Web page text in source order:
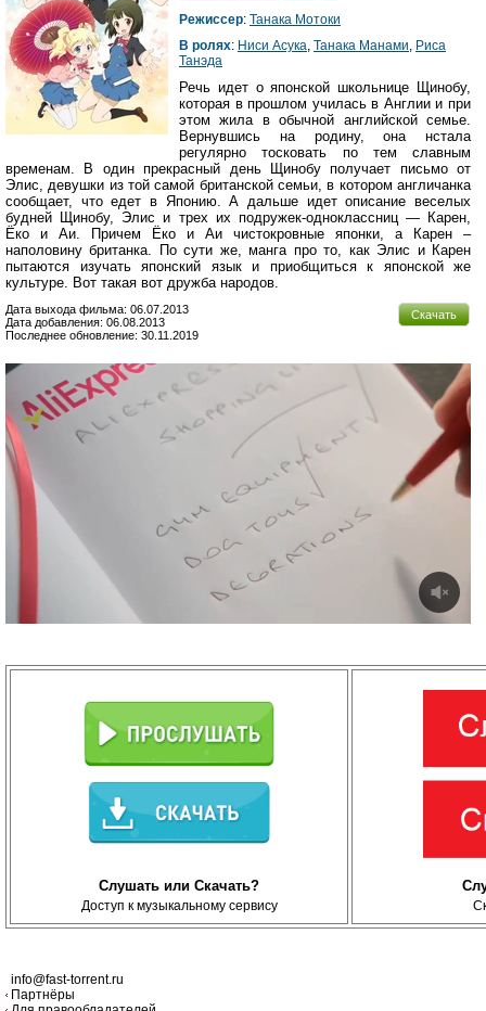
Режиссер: Танака Мотоки
В ролях: Ниси Асука, Танака Манами, Риса
Танэда
Речь идет о японской школьнице Щинобу,
которая в прошлом училась в Англии и при
этом жила в обычной английской семье.
Вернувшись на родину, она нстала
регулярно тосковать по тем славным
временам. В один прекрасный день Щинобу получает письмо от
Элис, девушки из той самой британской семьи, в котором англичанка
сообщает, что едет в Японию. А дальше идет описание веселых
будней Щинобу, Элис и трех их подружек-одноклассниц — Карен,
Ёко и Аи. Причем Ёко и Аи чистокровные японки, а Карен –
наполовину британка. По сути же, манга про то, как Элис и Карен
пытаются изучать японский язык и приобщиться к японской же
культуре. Вот такая вот дружба народов.
Скачать
Дата выхода фильма: 06.07.2013
Дата добавления: 06.08.2013
Последнее обновление: 30.11.2019
Слушать или Скачать?
Доступ к музыкальному сервису
info@fast-torrent.ru
Партнёры